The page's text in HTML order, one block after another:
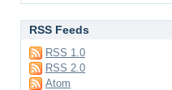
RSS Feeds
RSS 1.0
RSS 2.0
Atom